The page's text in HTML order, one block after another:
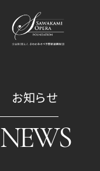
お知らせ
NEWS